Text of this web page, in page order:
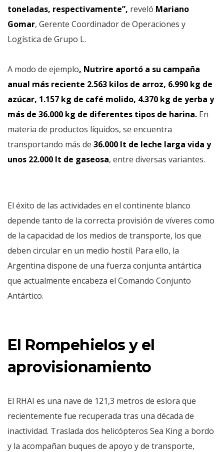
toneladas, respectivamente”, reveló Mariano
Gomar, Gerente Coordinador de Operaciones y
Logística de Grupo L.
A modo de ejemplo, Nutrire aportó a su campaña
anual más reciente 2.563 kilos de arroz, 6.990 kg de
azúcar, 1.157 kg de café molido, 4.370 kg de yerba y
más de 36.000 kg de diferentes tipos de harina. En
materia de productos líquidos, se encuentra
transportando más de 36.000 lt de leche larga vida y
unos 22.000 lt de gaseosa, entre diversas variantes.
El éxito de las actividades en el continente blanco
depende tanto de la correcta provisión de víveres como
de la capacidad de los medios de transporte, los que
deben circular en un medio hostil. Para ello, la
Argentina dispone de una fuerza conjunta antártica
que actualmente encabeza el Comando Conjunto
Antártico.
El Rompehielos y el
aprovisionamiento
El RHAI es una nave de 121,3 metros de eslora que
recientemente fue recuperada tras una década de
inactividad. Traslada dos helicópteros Sea King a bordo
y la acompañan buques de apoyo y de transporte,